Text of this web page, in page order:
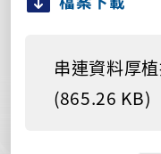
串連資料厚
(865.26 KB)